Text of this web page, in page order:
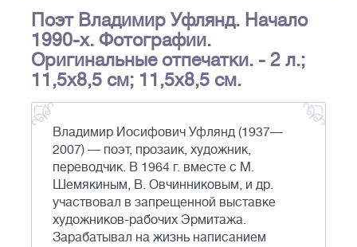
Поэт Владимир Уфлянд. Начало
1990-х. Фотографии.
Оригинальные отпечатки. - 2 л.;
11,5x8,5 см; 11,5x8,5 см.
Владимир Иосифович Уфлянд (1937—
2007) — поэт, прозаик, художник,
переводчик. В 1964 г. вместе с М.
Шемякиным, В. Овчинниковым, и др.
участвовал в запрещенной выставке
художников-рабочих Эрмитажа.
Зарабатывал на жизнь написанием